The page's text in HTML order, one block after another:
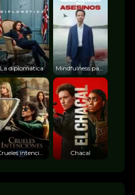
La diplomática Mindfulness para
Chacal